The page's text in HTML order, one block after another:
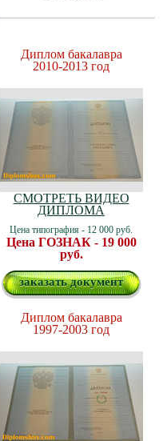
Диплом бакалавра
2010-2013 год
СМОТРЕТЬ ВИДЕО
ДИПЛОМА
Цена типография - 12 000 руб.
Цена ГОЗНАК - 19 000
руб.
заказать документ
Диплом бакалавра
1997-2003 год